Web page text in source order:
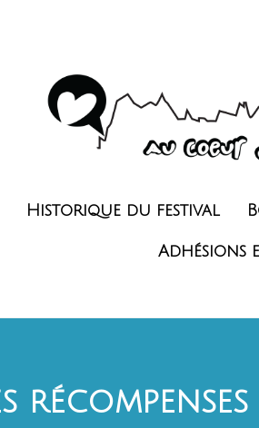
Historique du festival
Adhésions